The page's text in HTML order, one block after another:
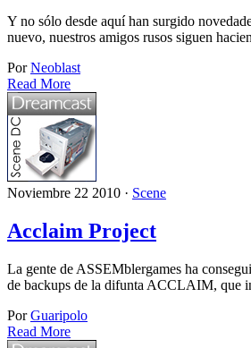
Y no sólo desde aquí han surgido
nuevo, nuestros amigos rusos siguen
PorNeoblast
Read More
Noviembre 22 2010 · Scene
Acclaim Project
La gente de ASSEMblergames ha
de backups de la difunta ACCLAIM, que
PorGuaripolo
Read More